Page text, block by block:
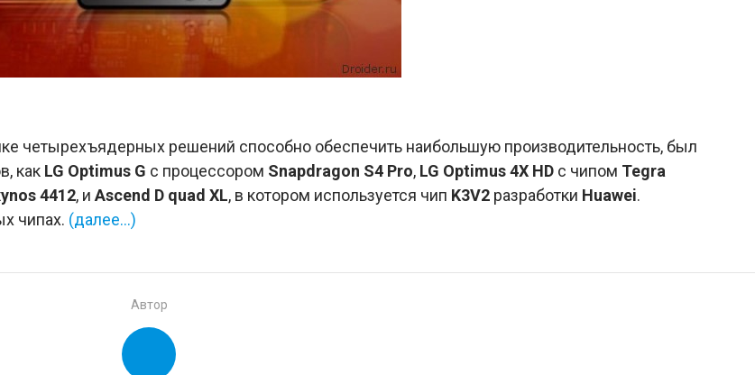
четырехъядерных решений способно обеспечить наибольшую производительность, был
как LG Optimus G с процессором Snapdragon S4 Pro, LG Optimus 4X HD с чипом Tegra
4412, и Ascend D quad XL, в котором используется чип K3V2 разработки Huawei.
чипах. (далее…)
Автор